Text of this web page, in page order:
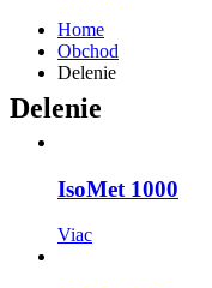
Home
Obchod
Delenie
Delenie
IsoMet 1000
Viac